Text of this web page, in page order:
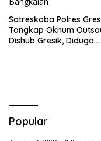
Satreskoba Polres
Tangkap Oknum
Dishub Gresik, Diduga
Popular